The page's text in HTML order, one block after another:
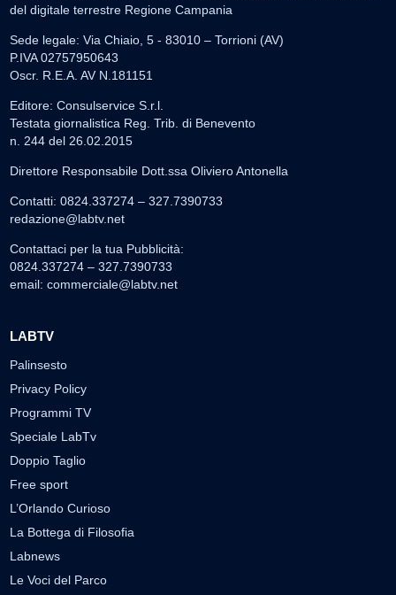
del digitale terrestre Regione Campania
Sede legale: Via Chiaio, 5 - 83010 – Torrioni (AV)
P.IVA 02757950643
Oscr. R.E.A. AV N.181151
Editore: Consulservice S.r.l.
Testata giornalistica Reg. Trib. di Benevento
n. 244 del 26.02.2015
Direttore Responsabile Dott.ssa Oliviero Antonella
Contatti: 0824.337274 – 327.7390733
redazione@labtv.net
Contattaci per la tua Pubblicità:
0824.337274 – 327.7390733
email: commerciale@labtv.net
LABTV
Palinsesto
Privacy Policy
Programmi TV
Speciale LabTv
Doppio Taglio
Free sport
L’Orlando Curioso
La Bottega di Filosofia
Labnews
Le Voci del Parco